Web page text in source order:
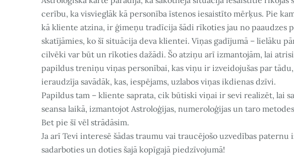
cerību, ka visvieglāk kā personība īstenos iesaistīto mērķus. Pie
kā kliente atzina, ir ģimeņu tradīcija šādi rīkoties jau no paaudzes
skatījāmies, ko šī situācija deva klientei. Viņas gadījumā – lielāku
cilvēki var būt un rīkoties dažādi. Šo atziņu arī izmantojām, lai
papildus treniņu viņas personībai, kas viņu ir izveidojušas par
ieraudzīja savādāk, kas, iespējams, uzlabos viņas ikdienas dzīvi.
Papildus tam – kliente saprata, cik būtiski viņai ir sevi realizēt, lai
seansa laikā, izmantojot Astroloģijas, numeroloģijas un taro
Bet pie šī vēl strādāsim.
Ja arī Tevi interesē šādas traumu vai traucējošo uzvedības paternu
sadarboties un doties šajā kopīgajā piedzīvojumā!